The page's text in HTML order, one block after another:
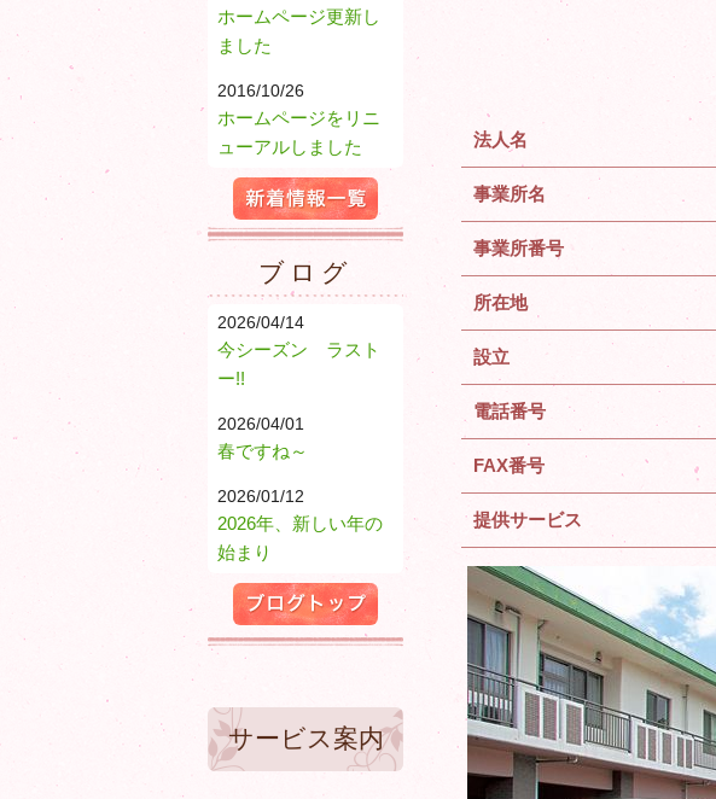
法人名
事業所名
事業所番号
所在地
設立
電話番号
FAX番号
提供サービス
ホームページ更新し
ました
2016/10/26
ホームページをリニ
ューアルしました
新着情報一覧
ブログ
2026/04/14
今シーズン ラスト
ー!!
2026/04/01
春ですね～
2026/01/12
2026年、新しい年の
始まり
ブログトップ
サービス案内